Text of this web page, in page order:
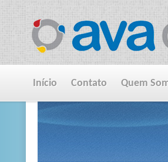
Início Contato Quem